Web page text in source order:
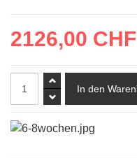
2126,00 CHF